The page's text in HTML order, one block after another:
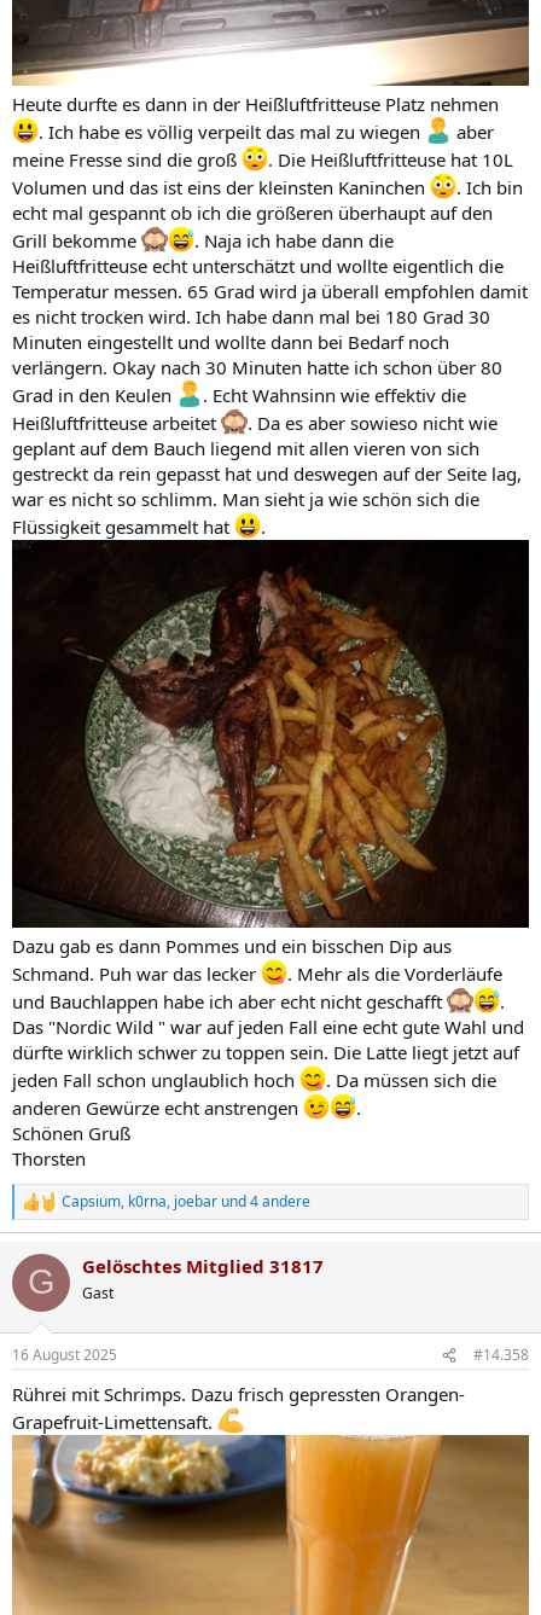
Heute durfte es dann in der Heißluftfritteuse Platz nehmen
. Ich habe es völlig verpeilt das mal zu wiegen
aber
meine Fresse sind die groß
. Die Heißluftfritteuse hat 10L
Volumen und das ist eins der kleinsten Kaninchen
. Ich bin
echt mal gespannt ob ich die größeren überhaupt auf den
Grill bekomme
. Naja ich habe dann die
Heißluftfritteuse echt unterschätzt und wollte eigentlich die
Temperatur messen. 65 Grad wird ja überall empfohlen damit
es nicht trocken wird. Ich habe dann mal bei 180 Grad 30
Minuten eingestellt und wollte dann bei Bedarf noch
verlängern. Okay nach 30 Minuten hatte ich schon über 80
Grad in den Keulen
. Echt Wahnsinn wie effektiv die
Heißluftfritteuse arbeitet
. Da es aber sowieso nicht wie
geplant auf dem Bauch liegend mit allen vieren von sich
gestreckt da rein gepasst hat und deswegen auf der Seite lag,
war es nicht so schlimm. Man sieht ja wie schön sich die
Flüssigkeit gesammelt hat
.
Dazu gab es dann Pommes und ein bisschen Dip aus
Schmand. Puh war das lecker
. Mehr als die Vorderläufe
und Bauchlappen habe ich aber echt nicht geschafft
.
Das "Nordic Wild " war auf jeden Fall eine echt gute Wahl und
dürfte wirklich schwer zu toppen sein. Die Latte liegt jetzt auf
jeden Fall schon unglaublich hoch
. Da müssen sich die
anderen Gewürze echt anstrengen
.
Schönen Gruß
Thorsten
R
e
k
i
e
:
Capsium, k0rna, joebar und 4 andere
G Gelöschtes Mitglied 31817
Gast
16 August 2025 #14.358
Rührei mit Schrimps. Dazu frisch gepressten Orangen-
Grapefruit-Limettensaft.